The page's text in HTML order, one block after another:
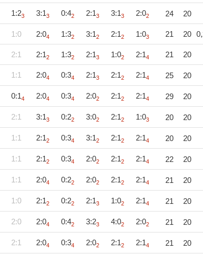
1:23 3:13 0:42 2:13 3:13 2:02 24 20
1:0 2:04 1:32 3:12 2:12 1:03 21 20
2:1 2:12 1:32 2:13 1:02 2:14 21 20
1:1 2:04 0:34 2:13 2:12 2:14 25 20
0:14 2:04 0:34 2:02 2:12 2:14 29 20
2:1 3:13 0:22 3:02 2:12 1:03 20 20
1:1 2:12 0:34 3:12 2:12 2:14 20 20
1:1 2:12 0:34 2:02 2:12 2:14 22 20
1:1 2:04 0:22 2:02 2:12 2:14 21 20
1:0 2:12 0:22 2:13 1:02 2:14 21 20
2:0 2:04 0:42 3:23 4:02 2:02 21 20
2:1 2:04 0:34 2:02 2:12 2:14 21 20